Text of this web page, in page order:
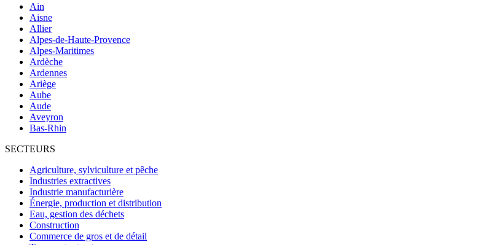
Ain
Aisne
Allier
Alpes-de-Haute-Provence
Alpes-Maritimes
Ardèche
Ardennes
Ariège
Aube
Aude
Aveyron
Bas-Rhin
SECTEURS
Agriculture, sylviculture et pêche
Industries extractives
Industrie manufacturière
Énergie, production et distribution
Eau, gestion des déchets
Construction
Commerce de gros et de détail